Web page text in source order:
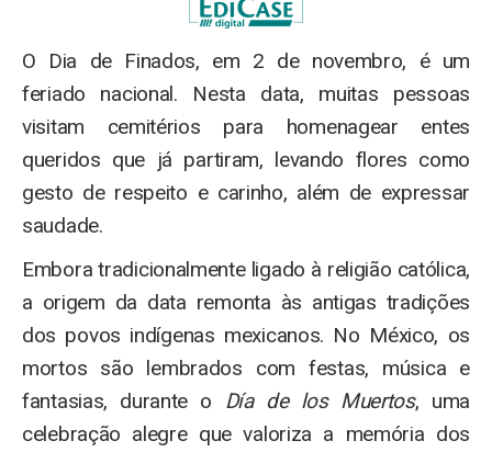
O Dia de Finados, em 2 de novembro, é um
feriado nacional. Nesta data, muitas pessoas
visitam cemitérios para homenagear entes
queridos que já partiram, levando flores como
gesto de respeito e carinho, além de expressar
saudade.
Embora tradicionalmente ligado à religião católica,
a origem da data remonta às antigas tradições
dos povos indígenas mexicanos. No México, os
mortos são lembrados com festas, música e
fantasias, durante o Día de los Muertos, uma
celebração alegre que valoriza a memória dos